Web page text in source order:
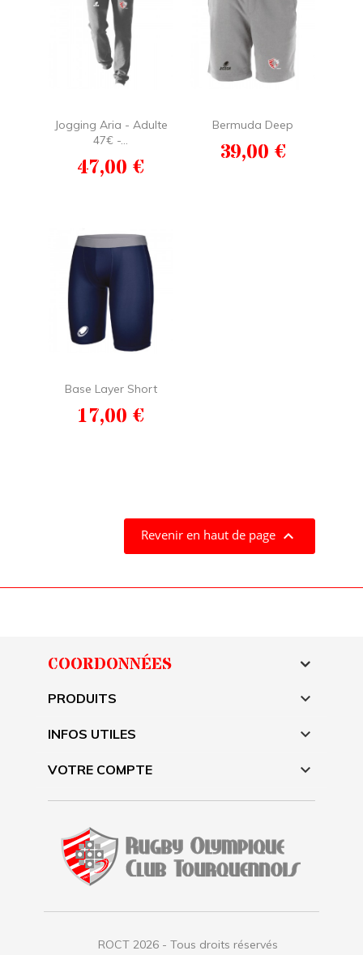
Jogging Aria - Adulte
47€ -...
Prix
47,00 €
Bermuda Deep
Prix
39,00 €
Base Layer Short
Prix
17,00 €
Revenir en haut de page 
COORDONNÉES
PRODUITS 
INFOS UTILES 
VOTRE COMPTE 
ROCT 2026 - Tous droits réservés